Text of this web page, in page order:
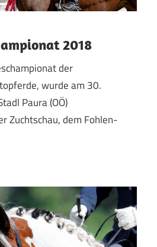
2018
der
wurde am 30.
Paura (OÖ)
Zuchtschau, dem Fohlen-